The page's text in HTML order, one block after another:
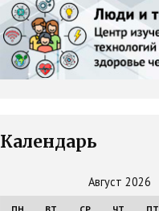
Календарь
Август 2026